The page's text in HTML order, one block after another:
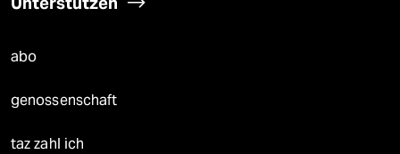
abo
genossenschaft
taz zahl ich